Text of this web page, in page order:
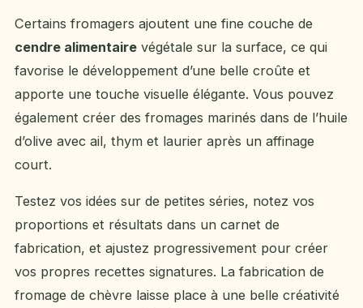
Certains fromagers ajoutent une fine couche de
cendre alimentaire végétale sur la surface, ce qui
favorise le développement d’une belle croûte et
apporte une touche visuelle élégante. Vous pouvez
également créer des fromages marinés dans de l’huile
d’olive avec ail, thym et laurier après un affinage
court.
Testez vos idées sur de petites séries, notez vos
proportions et résultats dans un carnet de
fabrication, et ajustez progressivement pour créer
vos propres recettes signatures. La fabrication de
fromage de chèvre laisse place à une belle créativité